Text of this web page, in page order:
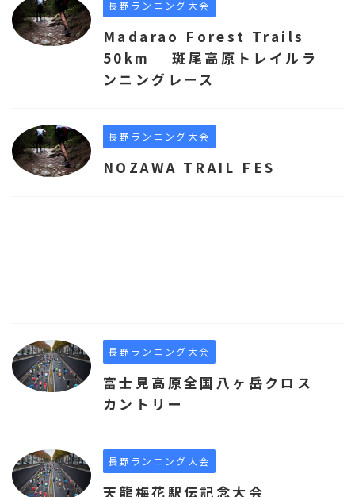
長野ランニング大会
Madarao Forest Trails
50km 斑尾高原トレイルラ
ンニングレース
長野ランニング大会
NOZAWA TRAIL FES
長野ランニング大会
富士見高原全国八ヶ岳クロス
カントリー
長野ランニング大会
天龍梅花駅伝記念大会